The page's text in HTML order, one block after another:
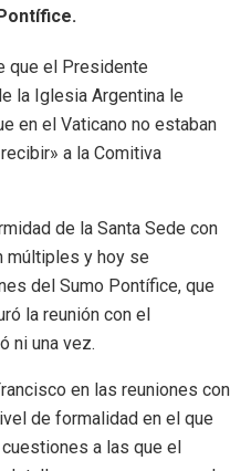
que el Presidente
la Iglesia Argentina le
en el Vaticano no estaban
a la Comitiva
de la Santa Sede con
múltiples y hoy se
del Sumo Pontífice, que
la reunión con el
ni una vez.
en las reuniones con
de formalidad en el que
a las que el